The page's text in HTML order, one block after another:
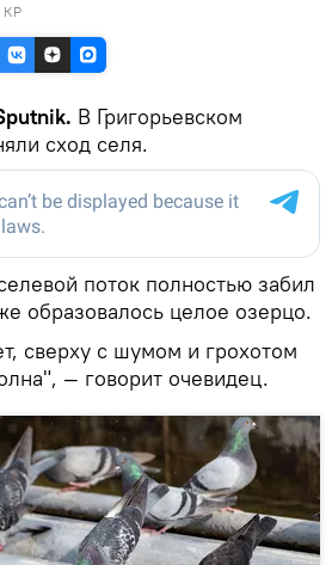
КР
В Григорьевском
сход селя.
поток полностью забил
образовалось целое озерцо.
сверху с шумом и грохотом
— говорит очевидец.